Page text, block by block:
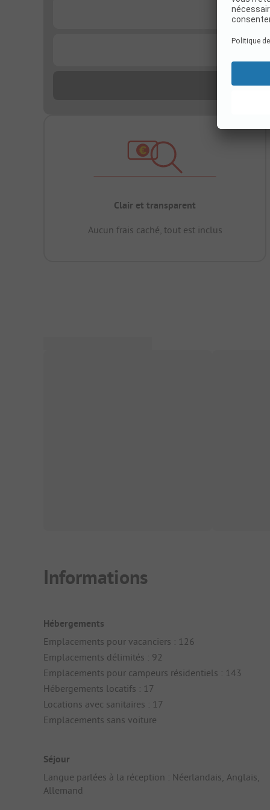
Clair et transparent
Aucun frais caché, tout est inclus
Informations
Hébergements
Emplacements pour vacanciers : 126
Emplacements délimités : 92
Emplacements pour campeurs résidentiels : 143
Hébergements locatifs : 17
Locations avec sanitaires : 17
Emplacements sans voiture
Séjour
Langue parlées à la réception : Néerlandais, Anglais,
Allemand